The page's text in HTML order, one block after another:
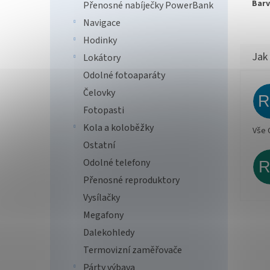
Přenosné nabíječky PowerBank
Navigace
Hodinky
Lokátory
Odolné fotoaparáty
Čelovky
Fotopasti
Kola a koloběžky
Ostatní
Odolné telefony
Přenosné reproduktory
Vysílačky
Megafony
Dalekohledy
Termovizní zaměřovače
Vše